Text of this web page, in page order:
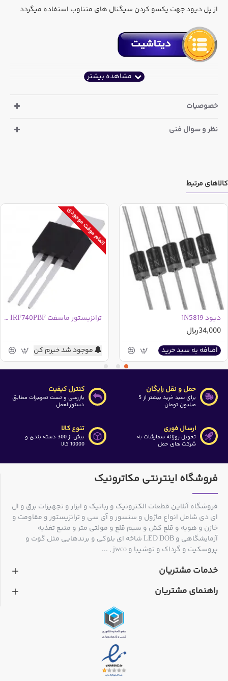
از پل دیود جهت یکسو کردن سیگنال های متناوب استفاده میگردد
خصوصیات
نظر و سوال فنی
کالاهای مرتبط
دیود 1N5819
34,000ریال
اضافه به سبد خرید
اتمام موقت موجودی
ترانزیستور ماسفت IRF740PBF درجه دو
موجود شد خبرم کن
حمل و نقل رایگان
برای سبد خرید بیشتر از 5
میلیون تومان
کنترل کیفیت
بازرسی و تست تجهیزات مطابق
دستورالعمل
ارسال فوری
تحویل روزانه سفارشات به
شرکت های حمل
تنوع کالا
بیش از 300 دسته بندی و
10000 کالا
فروشگاه اینترنتی مکاترونیک
فروشگاه آنلاین قطعات الکترونیک و رباتیک و ابزار و تجهیزات برق و ال
ای دی شامل انواع ماژول و سنسور و آی سی و ترانزیستور و مقاومت و
خازن و هویه و قلع کش و سیم قلع و مولتی متر و منبع تغذیه
آزمایشگاهی و LED DOB شاخه ای بلوکی و برندهایی مثل گوت و
پروسکیت و گرداک و توشیبا و jwco , ...
خدمات مشتریان
راهنمای مشتریان